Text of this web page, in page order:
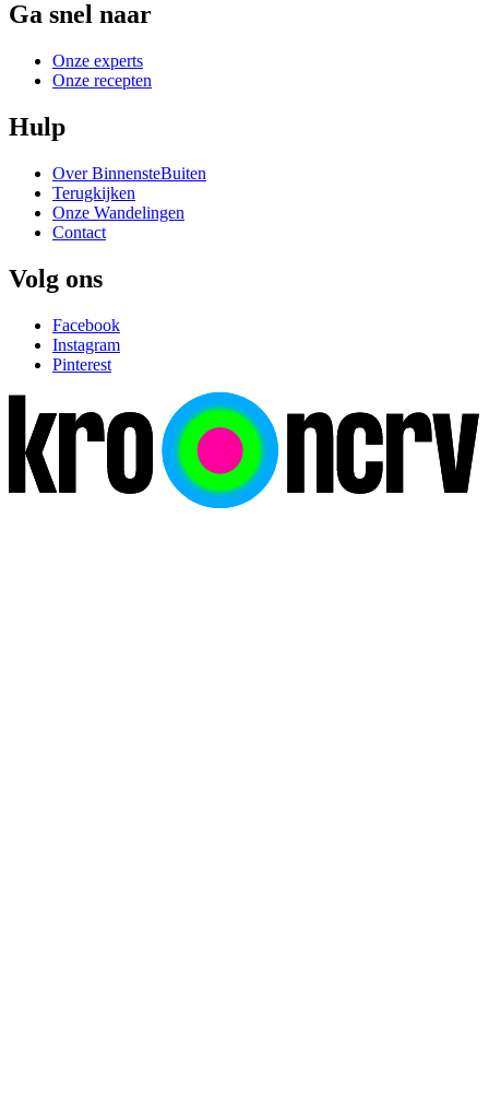
Ga snel naar
Onze experts
Onze recepten
Hulp
Over BinnensteBuiten
Terugkijken
Onze Wandelingen
Contact
Volg ons
Facebook
Instagram
Pinterest